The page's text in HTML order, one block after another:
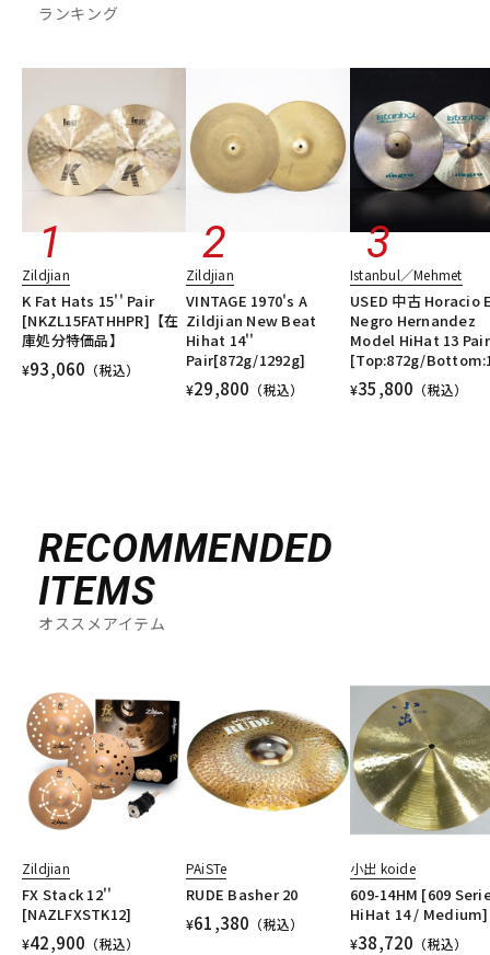
ランキング
Zildjian
K Fat Hats 15'' Pair
[NKZL15FATHHPR]【在
庫処分特価品】
¥93,060 （税込）
Zildjian
VINTAGE 1970's A
Zildjian New Beat
Hihat 14''
Pair[872g/1292g]
¥29,800 （税込）
Istanbul／Mehmet
USED 中古 Horacio
Negro Hernandez
Model HiHat 13 Pair
[Top:872g/
¥35,800 （税込）
RECOMMENDED
ITEMS
オススメアイテム
Zildjian
FX Stack 12''
[NAZLFXSTK12]
¥42,900 （税込）
PAiSTe
RUDE Basher 20
¥61,380 （税込）
小出 koide
609-14HM [609
HiHat 14 / Medium]
¥38,720 （税込）